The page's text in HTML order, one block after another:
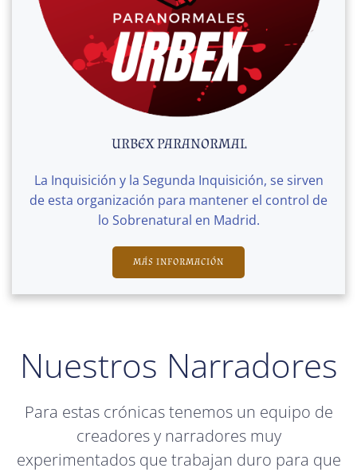
URBEX PARANORMAL
La Inquisición y la Segunda Inquisición, se sirven
de esta organización para mantener el control de
lo Sobrenatural en Madrid.
MÁS INFORMACIÓN
Nuestros Narradores
Para estas crónicas tenemos un equipo de
creadores y narradores muy
experimentados que trabajan duro para que